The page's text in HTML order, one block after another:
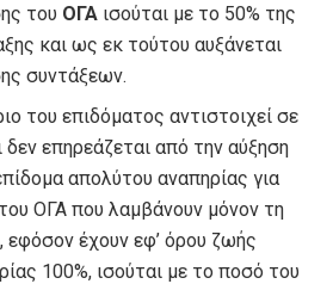
του ΟΓΑ ισούται με το 50% της
και ως εκ τούτου αυξάνεται
συντάξεων.
του επιδόματος αντιστοιχεί σε
επηρεάζεται από την αύξηση
απολύτου αναπηρίας για
ΟΓΑ που λαμβάνουν μόνον τη
εφόσον έχουν εφ’ όρου ζωής
100%, ισούται με το ποσό του